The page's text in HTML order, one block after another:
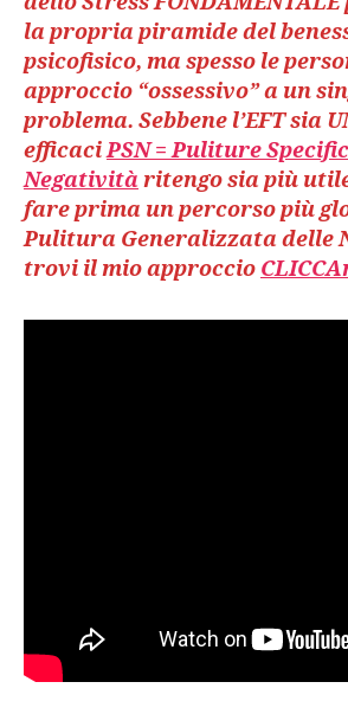
la propria piramide del
psicofisico, ma spesso le
approccio “ossessivo” a un
problema. Sebbene l’EFT sia
efficaciPSN = Puliture
Negatività ritengo sia più
fare prima un percorso più
Pulitura Generalizzata delle
trovi il mio approccio